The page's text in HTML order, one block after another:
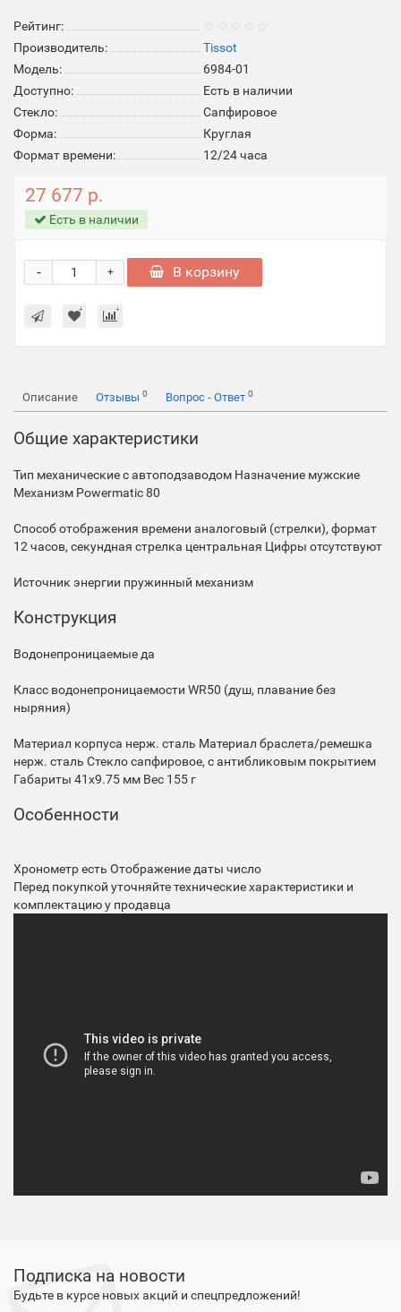
Рейтинг:
Производитель:
Tissot
Модель:
6984-01
Доступно:
Есть в наличии
Стекло:
Cапфировое
Форма:
Круглая
Формат времени:
12/24 часа
27 677 р.
Есть в наличии
+
- В корзину
Описание Отзывы 0 Вопрос - Ответ 0
Общие характеристики
Тип механические с автоподзаводом Назначение мужские
Механизм Powermatic 80
Способ отображения времени аналоговый (стрелки), формат
12 часов, секундная стрелка центральная Цифры отсутствуют
Источник энергии пружинный механизм
Конструкция
Водонепроницаемые да
Класс водонепроницаемости WR50 (душ, плавание без
ныряния)
Материал корпуса нерж. сталь Материал браслета/ремешка
нерж. сталь Стеклосапфировое, с антибликовым покрытием
Габариты 41x9.75 мм Вес 155 г
Особенности
Хронометресть Отображение даты число
Перед покупкой уточняйте технические характеристики и
комплектацию у продавца
Подписка на новости
Будьте в курсе новых акций и спецпредложений!